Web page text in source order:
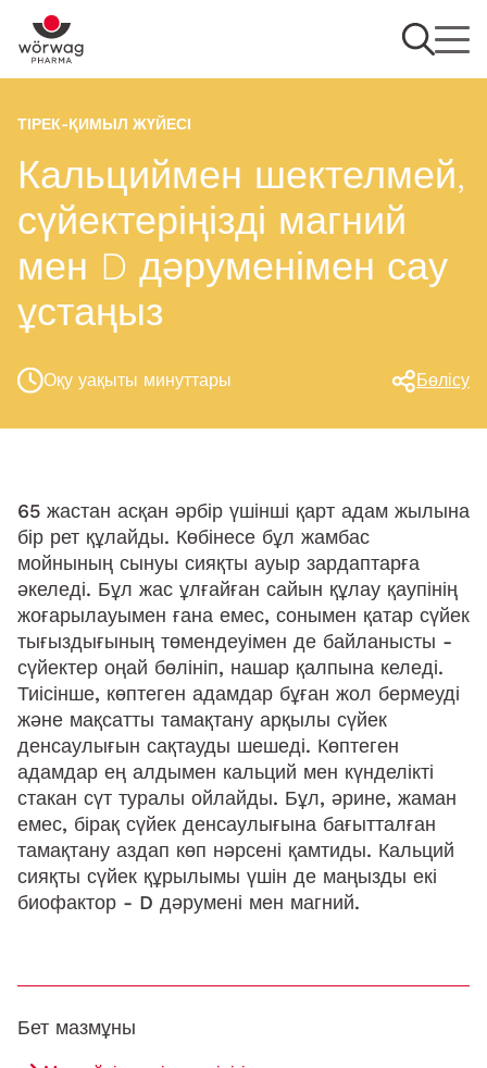
ТІРЕК-ҚИМЫЛ ЖҮЙЕСІ
Кальциймен шектелмей,
сүйектеріңізді магний
мен D дәруменімен сау
ұстаңыз
Оқу уақыты минуттары Бөлісу
65 жастан асқан әрбір үшінші қарт адам жылына
бір рет құлайды. Көбінесе бұл жамбас
мойнының сынуы сияқты ауыр зардаптарға
әкеледі. Бұл жас ұлғайған сайын құлау қаупінің
жоғарылауымен ғана емес, сонымен қатар сүйек
тығыздығының төмендеуімен де байланысты -
сүйектер оңай бөлініп, нашар қалпына келеді.
Тиісінше, көптеген адамдар бұған жол бермеуді
және мақсатты тамақтану арқылы сүйек
денсаулығын сақтауды шешеді. Көптеген
адамдар ең алдымен кальций мен күнделікті
стакан сүт туралы ойлайды. Бұл, әрине, жаман
емес, бірақ сүйек денсаулығына бағытталған
тамақтану аздап көп нәрсені қамтиды. Кальций
сияқты сүйек құрылымы үшін де маңызды екі
биофактор - D дәрумені мен магний.
Бет мазмұны